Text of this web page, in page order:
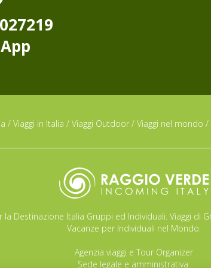
/ Viaggi in Italia / Viaggi Outdoor / Viaggi nel mondo /
la Destinazione Italia Gruppi ed Individuali. Viaggi di
Vacanze per Individuali nel Mondo.
Agenzia viaggi e Tour Organizer
Sede legale e amministrativa: